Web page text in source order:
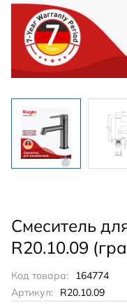
Смеситель
R20.10.09
Код товара:
164774
Артикул:
R20.10.09